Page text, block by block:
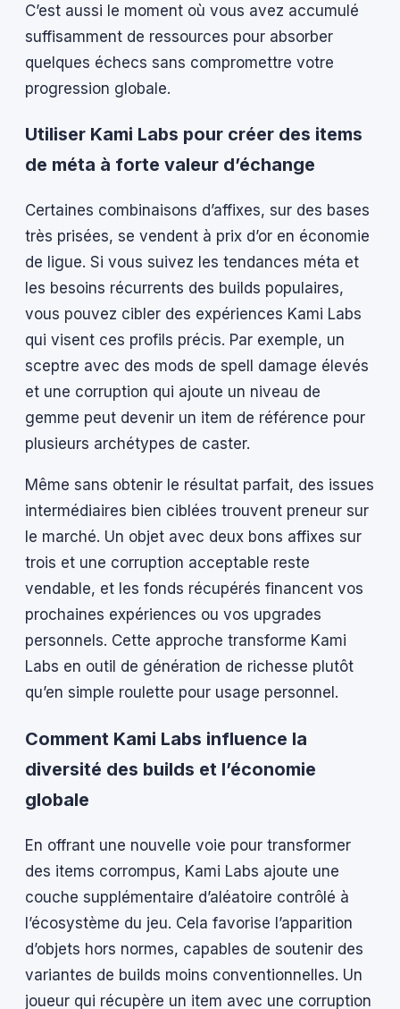
C’est aussi le moment où vous avez accumulé
suffisamment de ressources pour absorber
quelques échecs sans compromettre votre
progression globale.
Utiliser Kami Labs pour créer des items
de méta à forte valeur d’échange
Certaines combinaisons d’affixes, sur des bases
très prisées, se vendent à prix d’or en économie
de ligue. Si vous suivez les tendances méta et
les besoins récurrents des builds populaires,
vous pouvez cibler des expériences Kami Labs
qui visent ces profils précis. Par exemple, un
sceptre avec des mods de spell damage élevés
et une corruption qui ajoute un niveau de
gemme peut devenir un item de référence pour
plusieurs archétypes de caster.
Même sans obtenir le résultat parfait, des issues
intermédiaires bien ciblées trouvent preneur sur
le marché. Un objet avec deux bons affixes sur
trois et une corruption acceptable reste
vendable, et les fonds récupérés financent vos
prochaines expériences ou vos upgrades
personnels. Cette approche transforme Kami
Labs en outil de génération de richesse plutôt
qu’en simple roulette pour usage personnel.
Comment Kami Labs influence la
diversité des builds et l’économie
globale
En offrant une nouvelle voie pour transformer
des items corrompus, Kami Labs ajoute une
couche supplémentaire d’aléatoire contrôlé à
l’écosystème du jeu. Cela favorise l’apparition
d’objets hors normes, capables de soutenir des
variantes de builds moins conventionnelles. Un
joueur qui récupère un item avec une corruption